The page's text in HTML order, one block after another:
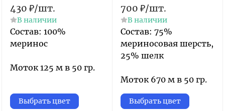
430 ₽/шт.
В наличии
Состав: 100%
меринос
Моток 125 м в 50 гр.
Выбрать цвет
700 ₽/шт.
В наличии
Состав: 75%
мериносовая шерсть,
25% шелк
Моток 670 м в 50 гр.
Выбрать цвет